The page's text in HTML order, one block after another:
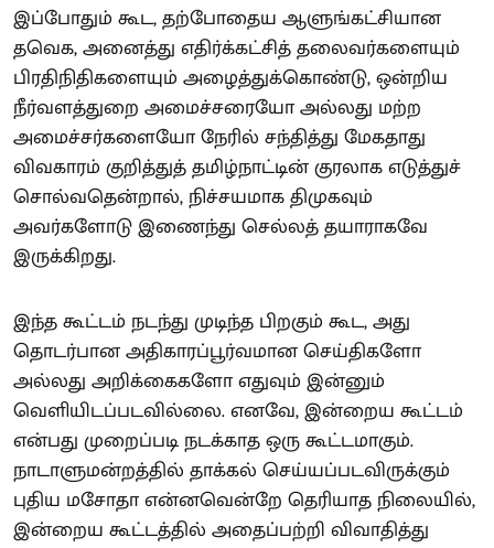
இப்போதும் கூட, தற்போதைய ஆளுங்கட்சியான
தவெக, அனைத்து எதிர்க்கட்சித் தலைவர்களையும்
பிரதிநிதிகளையும் அழைத்துக்கொண்டு, ஒன்றிய
நீர்வளத்துறை அமைச்சரையோ அல்லது மற்ற
அமைச்சர்களையோ நேரில் சந்தித்து மேகதாது
விவகாரம் குறித்துத் தமிழ்நாட்டின் குரலாக எடுத்துச்
சொல்வதென்றால், நிச்சயமாக திமுகவும்
அவர்களோடு இணைந்து செல்லத் தயாராகவே
இருக்கிறது.
இந்த கூட்டம் நடந்து முடிந்த பிறகும் கூட, அது
தொடர்பான அதிகாரப்பூர்வமான செய்திகளோ
அல்லது அறிக்கைகளோ எதுவும் இன்னும்
வெளியிடப்படவில்லை. எனவே, இன்றைய கூட்டம்
என்பது முறைப்படி நடக்காத ஒரு கூட்டமாகும்.
நாடாளுமன்றத்தில் தாக்கல் செய்யப்படவிருக்கும்
புதிய மசோதா என்னவென்றே தெரியாத நிலையில்,
இன்றைய கூட்டத்தில் அதைப்பற்றி விவாதித்து